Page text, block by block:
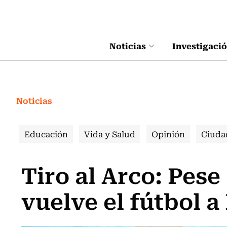
Noticias
Noticias
Educación Vida y Salud Opinión
Tiro al Arco:
vuelve el fútbol a